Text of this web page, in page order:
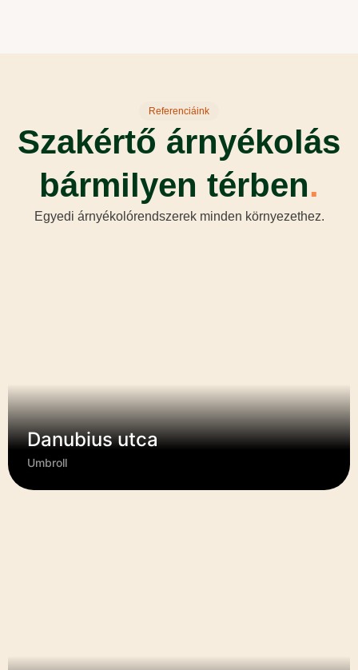
Referenciáink
Szakértő árnyékolás
bármilyen térben.
Egyedi árnyékolórendszerek minden környezethez.
Danubius utca
Umbroll